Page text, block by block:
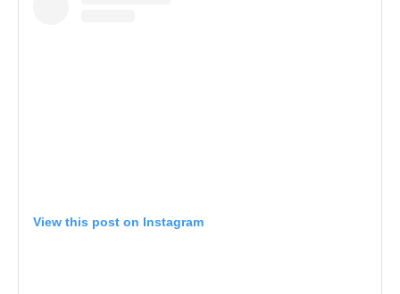
View this post on Instagram